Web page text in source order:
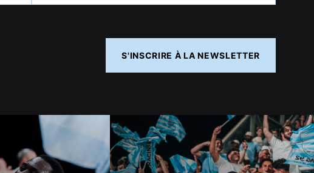
S'INSCRIRE À LA NEWSLETTER